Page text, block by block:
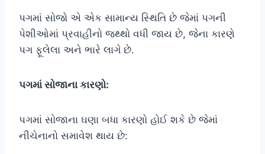
પગમાં સોજો એ એક સામાન્ય સ્થિતિ છે જેમાં પગની
પેશીઓમાં પ્રવાહીનો જથ્થો વધી જાય છે, જેના કારણે
પગ ફૂલેલા અને ભારે લાગે છે.
પગમાં સોજાના કારણો:
પગમાં સોજાના ઘણા બધા કારણો હોઈ શકે છે જેમાં
નીચેનાનો સમાવેશ થાય છે: